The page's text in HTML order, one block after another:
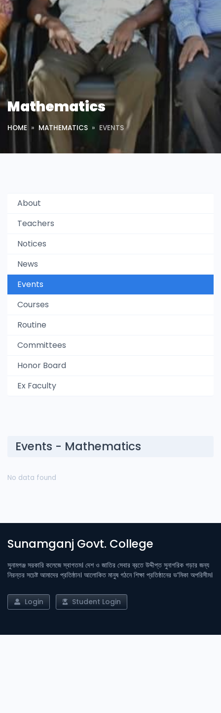
Mathematics
HOME MATHEMATICS EVENTS
About
Teachers
Notices
News
Events
Courses
Routine
Committees
Honor Board
Ex Faculty
Events - Mathematics
No data found
Sunamganj Govt. College
সুনামগঞ্জ সরকারি কলেজে স্বাগতম। দেশ ও জাতির সেবার ব্রতে উদ্দীপ্ত সুনাগরিক গড়ার জন্য
নিরন্তর সচেষ্ট আমাদের প্রতিষ্ঠান। আলোকিত মানুষ গঠনে শিক্ষা প্রতিষ্ঠানের ভ’মিকা অপরিসীম।
Login Student Login